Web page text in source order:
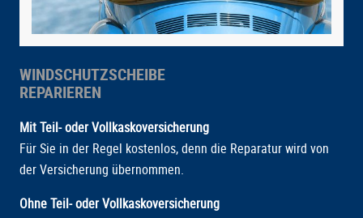
WINDSCHUTZSCHEIBE
REPARIEREN
Mit Teil- oder Vollkaskoversicherung
Für Sie in der Regel kostenlos, denn die Reparatur wird von
der Versicherung übernommen.
Ohne Teil- oder Vollkaskoversicherung